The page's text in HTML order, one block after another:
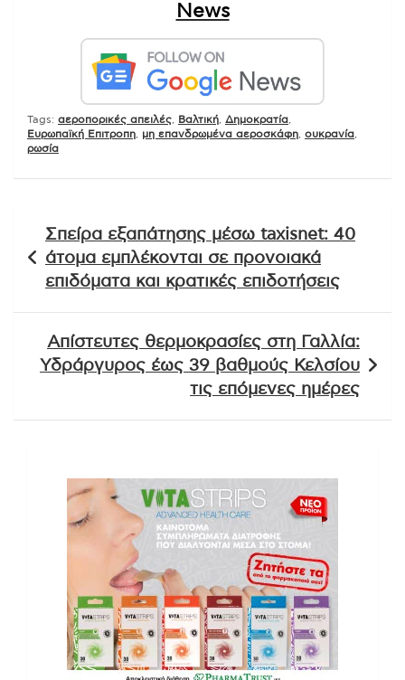
News
Tags: αεροπορικές απειλές Βαλτική Δημοκρατία
Ευρωπαϊκή Επιτροπη
μη επανδρωμένα αεροσκάφη ουκρανία
ρωσία
άρθρων
Σπείρα εξαπάτησης μέσω taxisnet: 40
άτομα εμπλέκονται σε προνοιακά
επιδόματα και κρατικές επιδοτήσεις
Απίστευτες θερμοκρασίες στη Γαλλία:
Υδράργυρος έως 39 βαθμούς Κελσίου
τις επόμενες ημέρες